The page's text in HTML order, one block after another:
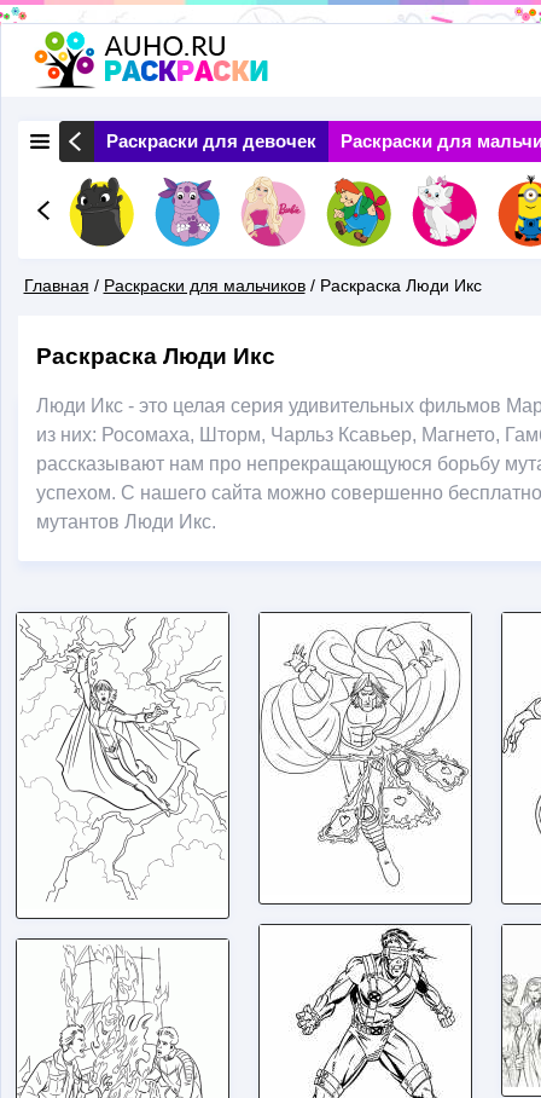
Перейти
к
основному
содержанию
Природа Раскраски для девочек Раскраски для
Здесь
Главная / Раскраски для мальчиков / Раскраска Люди Икс
Раскраска Люди Икс
Люди Икс - это целая серия удивительных фильмов
из них: Росомаха, Шторм, Чарльз Ксавьер, Магнето,
рассказывают нам про непрекращающуюся борьбу
успехом. С нашего сайта можно совершенно
мутантов Люди Икс.